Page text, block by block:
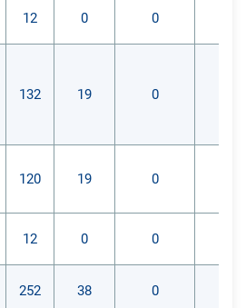
12 0 0
132 19 0
120 19 0
12 0 0
252 38 0